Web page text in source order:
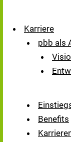
Karriere
pbb als
Benefits